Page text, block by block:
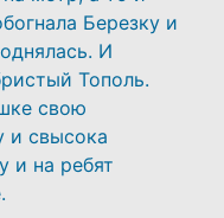
Березку и
И
Тополь.
свою
и свысока
и на ребят